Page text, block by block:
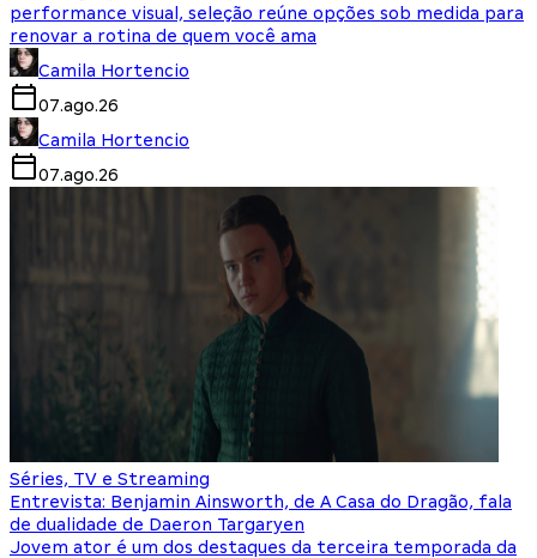
performance visual, seleção reúne opções sob medida para
renovar a rotina de quem você ama
Camila Hortencio
07.ago.26
Camila Hortencio
07.ago.26
Séries, TV e Streaming
Entrevista: Benjamin Ainsworth, de A Casa do Dragão, fala
de dualidade de Daeron Targaryen
Jovem ator é um dos destaques da terceira temporada da